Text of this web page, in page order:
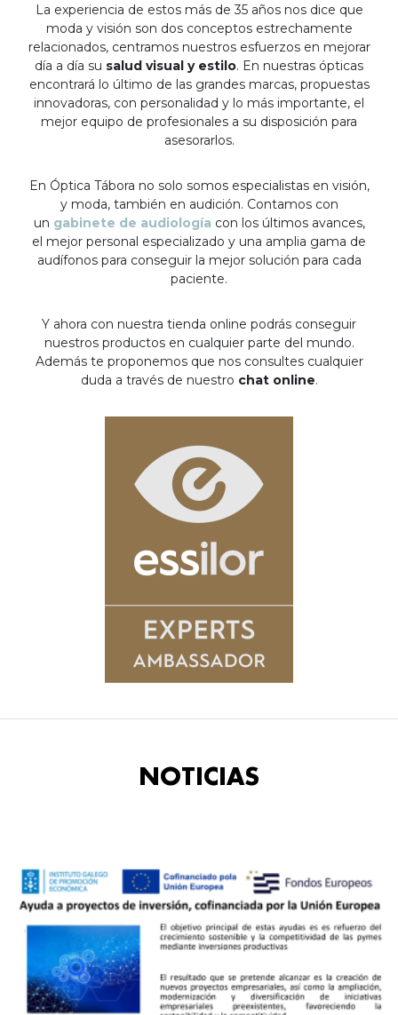
La experiencia de estos más de 35 años nos dice que
moda y visión son dos conceptos estrechamente
relacionados, centramos nuestros esfuerzos en mejorar
día a día su salud visual y estilo. En nuestras ópticas
encontrará lo último de las grandes marcas, propuestas
innovadoras, con personalidad y lo más importante, el
mejor equipo de profesionales a su disposición para
asesorarlos.
En Óptica Tábora no solo somos especialistas en visión,
y moda, también en audición. Contamos con
un gabinete de audiología con los últimos avances,
el mejor personal especializado y una amplia gama de
audífonos para conseguir la mejor solución para cada
paciente.
Y ahora con nuestra tienda online podrás conseguir
nuestros productos en cualquier parte del mundo.
Además te proponemos que nos consultes cualquier
duda a través de nuestro chat online.
NOTICIAS